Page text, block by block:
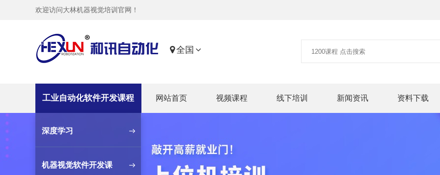
欢迎访问大林机器视觉培训官网！
全国
工业自动化软件开发课程
深度学习
机器视觉软件开发课
网站首页 视频课程 线下培训 新闻资讯 资料下载